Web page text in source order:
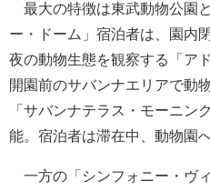
最大の特徴は東武動物公園
ー・ドーム」宿泊者は、園内
夜の動物生態を観察する「ア
開園前のサバンナエリアで動
「サバンナテラス・モーニン
能。宿泊者は滞在中、動物園
一方の「シンフォニー・ヴ